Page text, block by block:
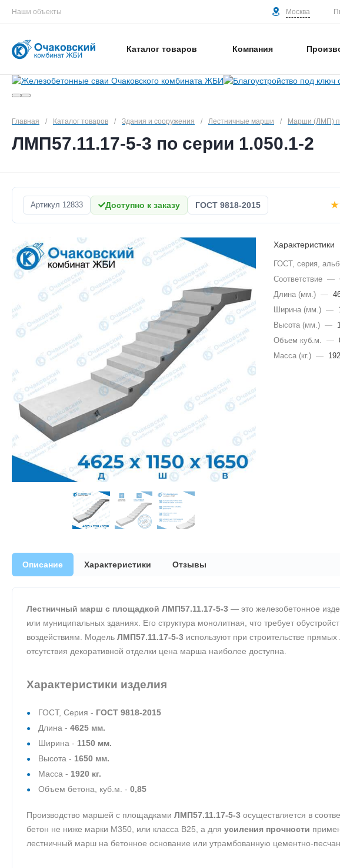
Наши объекты Москва
Каталог товаров Компания
Главная / Каталог товаров / Здания и сооружения / Лестничные марши / Марши (ЛМП)
ЛМП57.11.17-5-3 по серии 1.050.1-2
Артикул 12833 Доступно к заказу ГОСТ 9818-2015
Характеристики
ГОСТ, серия,
Соответствие —
Длина (мм.) —
Ширина (мм.) —
Высота (мм.) —
Объем куб.м. —
Масса (кг.) —
Описание Характеристики Отзывы
Лестничный марш с площадкой ЛМП57.11.17-5-3 — это железобетонное
или муниципальных зданиях. Его структура монолитная, что требует
воздействиям. Модель ЛМП57.11.17-5-3 используют при строительстве
отсутствия декоративной отделки цена марша наиболее доступна.
Характеристики изделия
ГОСТ, Серия - ГОСТ 9818-2015
Длина - 4625 мм.
Ширина - 1150 мм.
Высота - 1650 мм.
Масса - 1920 кг.
Объем бетона, куб.м. - 0,85
Производство маршей с площадками ЛМП57.11.17-5-3 осуществляется в
бетон не ниже марки М350, или класса B25, а для усиления прочности
лестничный марш на бетонное основание или утрамбованную цементно-